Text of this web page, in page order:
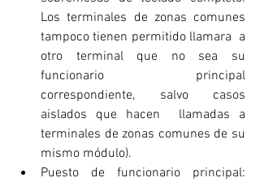
Los terminales de zonas comunes
tampoco tienen permitido llamara  a
otro terminal que no sea su
funcionario principal
correspondiente, salvo casos
aislados que hacen  llamadas a
terminales de zonas comunes de su
mismo módulo).
Puesto de funcionario principal: